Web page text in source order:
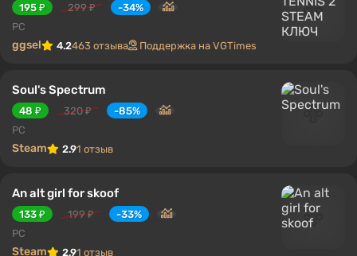
195 ₽ 299 ₽
-34%
PC
ggsel 4.2463 отзыва Поддержка на VGTimes
Soul's Spectrum
48 ₽ 320 ₽
-85%
PC
Steam 2.91 отзыв
An alt girl for skoof
133 ₽ 199 ₽
-33%
PC
Steam 2.91 отзыв